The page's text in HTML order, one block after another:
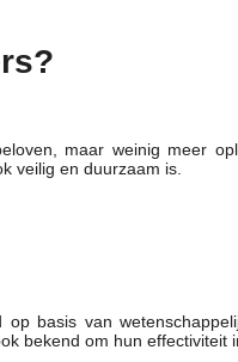
maar weinig meer
veilig en duurzaam is.
basis van
bekend om hun effectiviteit